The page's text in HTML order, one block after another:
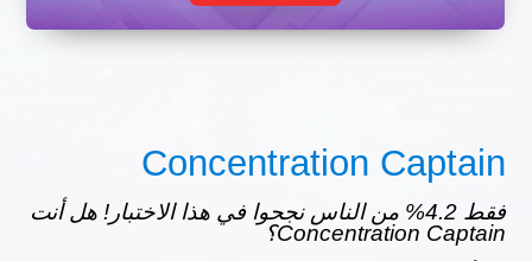
Concentration Captain
فقط 4.2% من الناس نجحوا في هذا الاختبار! هل أنت
Concentration Captain؟